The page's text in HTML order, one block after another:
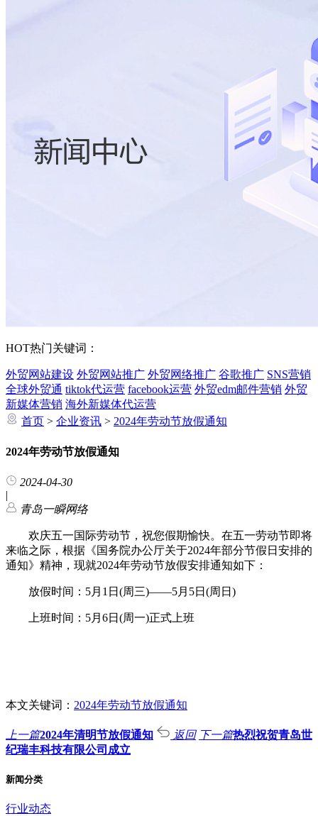
HOT热门关键词：
外贸网站建设 外贸网站推广 外贸网络推广 谷歌推广 SNS营销
全球外贸通 tiktok代运营 facebook运营 外贸edm邮件营销 外贸
新媒体营销 海外新媒体代运营
首页 > 企业资讯 > 2024年劳动节放假通知
2024年劳动节放假通知
2024-04-30
|
青岛一瞬网络
欢庆五一国际劳动节，祝您假期愉快。在五一劳动节即将
来临之际，根据《国务院办公厅关于2024年部分节假日安排的
通知》精神，现就2024年劳动节放假安排通知如下：
放假时间：5月1日(周三)——5月5日(周日)
上班时间：5月6日(周一)正式上班
本文关键词： 2024年劳动节放假通知
上一篇2024年清明节放假通知 返回 下一篇热烈祝贺青岛世
纪瑞丰科技有限公司成立
新闻分类
行业动态